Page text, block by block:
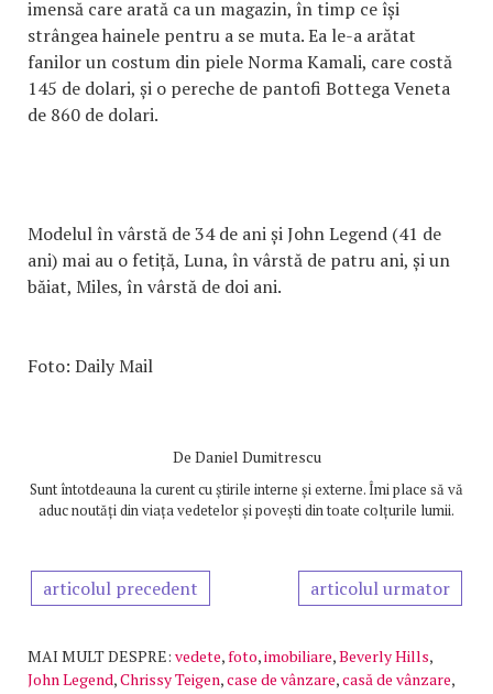
imensă care arată ca un magazin, în timp ce își
strângea hainele pentru a se muta. Ea le-a arătat
fanilor un costum din piele Norma Kamali, care costă
145 de dolari, și o pereche de pantofi Bottega Veneta
de 860 de dolari.
Modelul în vârstă de 34 de ani și John Legend (41 de
ani) mai au o fetiță, Luna, în vârstă de patru ani, și un
băiat, Miles, în vârstă de doi ani.
Foto: Daily Mail
De Daniel Dumitrescu
Sunt întotdeauna la curent cu știrile interne și externe. Îmi place să vă
aduc noutăți din viața vedetelor și povești din toate colțurile lumii.
articolul precedent articolul urmator
MAI MULT DESPRE: vedete,foto,imobiliare,Beverly Hills,
John Legend,Chrissy Teigen,case de vânzare,casă de vânzare,